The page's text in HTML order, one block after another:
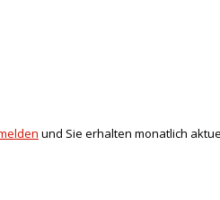
und Sie erhalten monatlich